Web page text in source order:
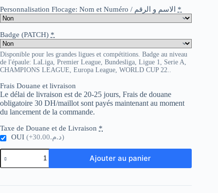
Personnalisation Flocage: Nom et Numéro / الاسم و الرقم *
Badge (PATCH) *
Disponible pour les grandes ligues et compétitions. Badge au niveau
de l'épaule: LaLiga, Premier League, Bundesliga, Ligue 1, Serie A,
CHAMPIONS LEAGUE, Europa League, WORLD CUP 22..
Frais Douane et livraison
Le délai de livraison est de 20-25 jours, Frais de douane
obligatoire 30 DH/maillot sont payés maintenant au moment
du lancement de la commande.
Taxe de Douane et de Livraison *
OUI
(+د.م.30.00)
quantité
de
Sheffield
Third
Ajouter au panier